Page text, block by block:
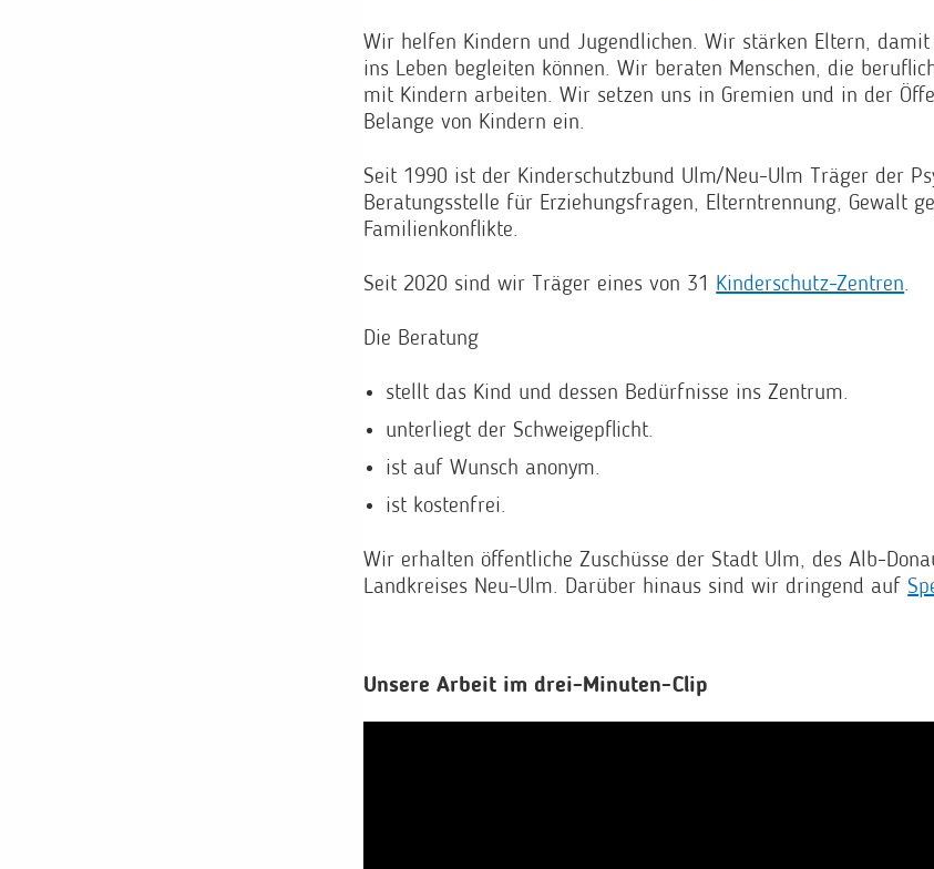
Wir helfen Kindern und Jugendlichen. Wir stärken Eltern,
ins Leben begleiten können. Wir beraten Menschen, die
mit Kindern arbeiten. Wir setzen uns in Gremien und in der
Belange von Kindern ein.
Seit 1990 ist der Kinderschutzbund Ulm/Neu-Ulm Träger der
Beratungsstelle für Erziehungsfragen, Elterntrennung, Gewalt
Familienkonflikte.
Seit 2020 sind wir Träger eines von 31 Kinderschutz-Zentren.
Die Beratung
stellt das Kind und dessen Bedürfnisse ins Zentrum.
unterliegt der Schweigepflicht.
ist auf Wunsch anonym.
ist kostenfrei.
Wir erhalten öffentliche Zuschüsse der Stadt Ulm, des Alb-
Landkreises Neu-Ulm. Darüber hinaus sind wir dringend auf
Unsere Arbeit im drei-Minuten-Clip